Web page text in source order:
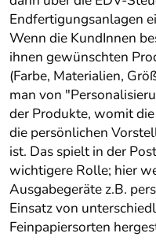
Endfertigungsanlagen
Wenn die KundInnen
ihnen gewünschten
(Farbe, Materialien,
man von
der Produkte, womit
die persönlichen
ist. Das spielt in der
wichtigere Rolle; hier
Ausgabegeräte z.B.
Einsatz von
Feinpapiersorten